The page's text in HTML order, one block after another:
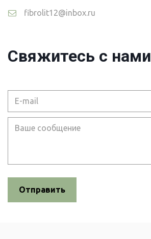
fibrolit12@inbox.ru
Свяжитесь с нами
Отправить